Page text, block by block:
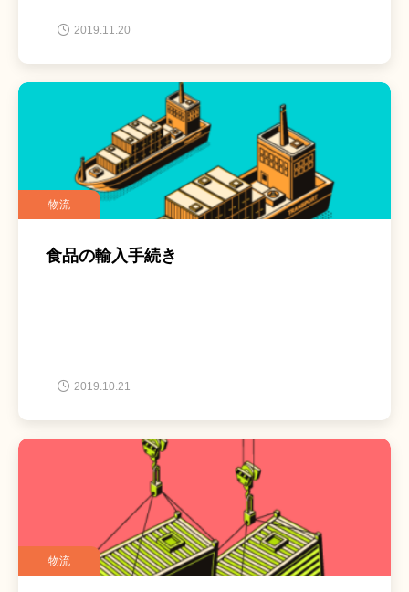
2019.11.20
物流
食品の輸入手続き
2019.10.21
物流